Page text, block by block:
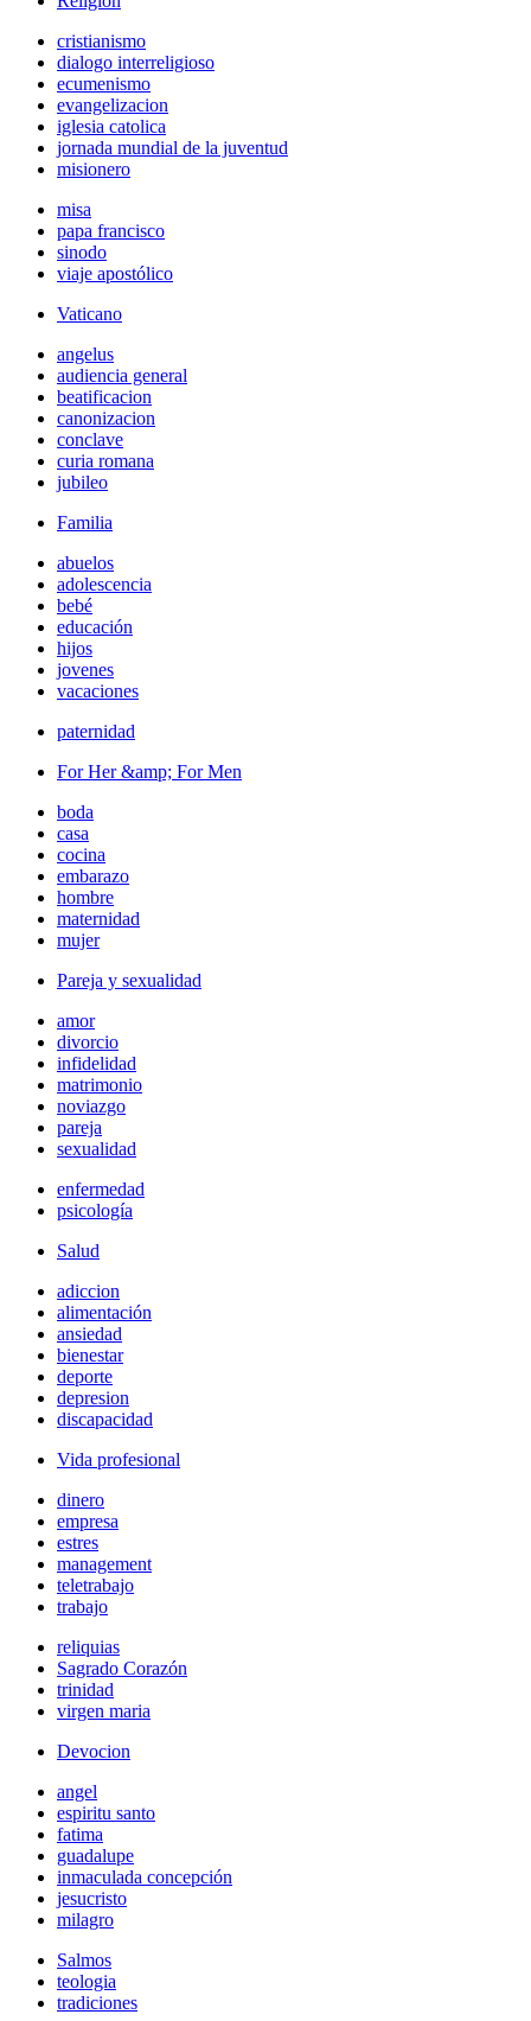
cristianismo
dialogo interreligioso
ecumenismo
evangelizacion
iglesia catolica
jornada mundial de la juventud
misionero
misa
papa francisco
sinodo
viaje apostólico
Vaticano
angelus
audiencia general
beatificacion
canonizacion
conclave
curia romana
jubileo
Familia
abuelos
adolescencia
bebé
educación
hijos
jovenes
vacaciones
paternidad
For Her &amp; For Men
boda
casa
cocina
embarazo
hombre
maternidad
mujer
Pareja y sexualidad
amor
divorcio
infidelidad
matrimonio
noviazgo
pareja
sexualidad
enfermedad
psicología
Salud
adiccion
alimentación
ansiedad
bienestar
deporte
depresion
discapacidad
Vida profesional
dinero
empresa
estres
management
teletrabajo
trabajo
reliquias
Sagrado Corazón
trinidad
virgen maria
Devocion
angel
espiritu santo
fatima
guadalupe
inmaculada concepción
jesucristo
milagro
Salmos
teologia
tradiciones